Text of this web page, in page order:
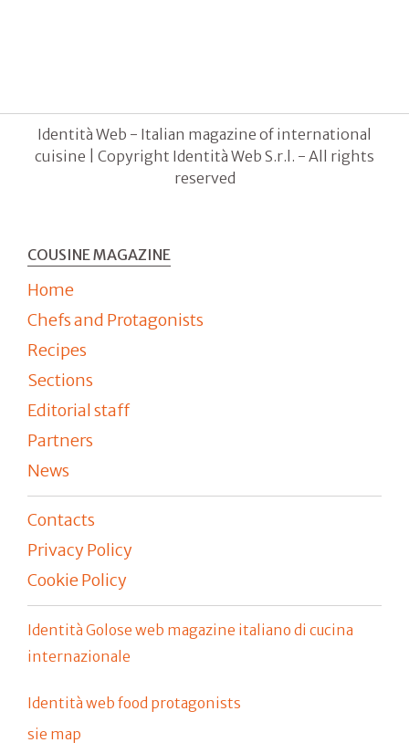
Identità Web - Italian magazine of international
cuisine | Copyright Identità Web S.r.l. - All rights
reserved
COUSINE MAGAZINE
Home
Chefs and Protagonists
Recipes
Sections
Editorial staff
Partners
News
Contacts
Privacy Policy
Cookie Policy
Identità Golose web magazine italiano di cucina
internazionale
Identità web food protagonists
sie map